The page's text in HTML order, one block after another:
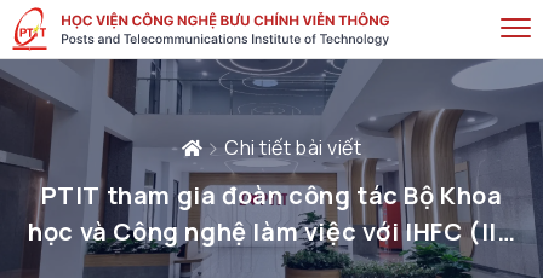
Chi tiết bài viết
PTIT tham gia đoàn công tác Bộ Khoa
học và Công nghệ làm việc với IHFC (IIT
Delhi), thúc đẩy kết nối hệ sinh thái